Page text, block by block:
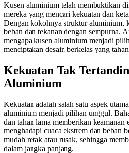
Kusen aluminium telah membuktikan
mereka yang mencari kekuatan dan
Dengan kokohnya struktur aluminium,
beban dan tekanan dengan sempurna.
mengapa kusen aluminium menjadi
menciptakan desain berkelas yang
Kekuatan Tak
Aluminium
Kekuatan adalah salah satu aspek
aluminium menjadi pilihan unggul.
dan tahan lama memberikan keamanan
menghadapi cuaca ekstrem dan beban
mudah retak atau rusak, sehingga
dalam jangka panjang.